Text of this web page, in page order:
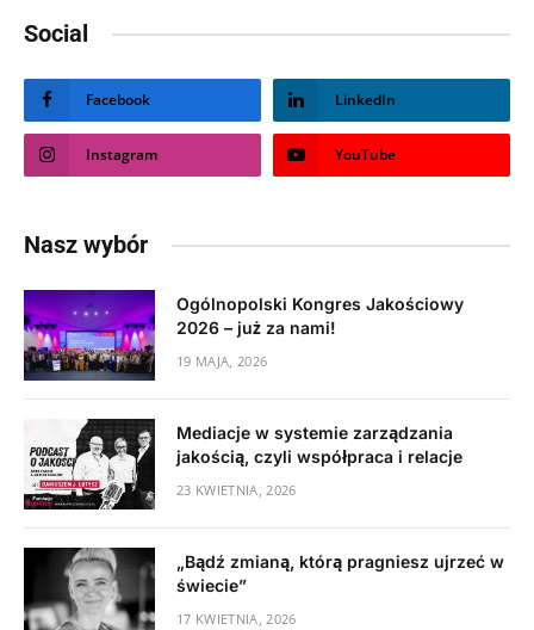
Social
Facebook LinkedIn
Instagram YouTube
Nasz wybór
Ogólnopolski Kongres Jakościowy
2026 – już za nami!
19 MAJA, 2026
Mediacje w systemie zarządzania
jakością, czyli współpraca i relacje
23 KWIETNIA, 2026
„Bądź zmianą, którą pragniesz ujrzeć w
świecie”
17 KWIETNIA, 2026